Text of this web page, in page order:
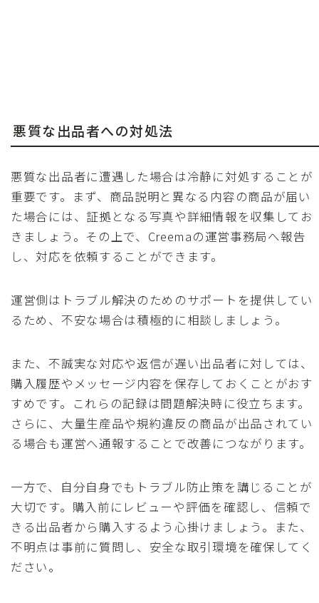
悪質な出品者への対処法
悪質な出品者に遭遇した場合は冷静に対処することが
重要です。まず、商品説明と異なる内容の商品が届い
た場合には、証拠となる写真や詳細情報を収集してお
きましょう。その上で、Creemaの運営事務局へ報告
し、対応を依頼することができます。
運営側はトラブル解決のためのサポートを提供してい
るため、不安な場合は積極的に相談しましょう。
また、不誠実な対応や返信が遅い出品者に対しては、
購入履歴やメッセージ内容を保存しておくことがおす
すめです。これらの記録は問題解決時に役立ちます。
さらに、大量生産品や規約違反の商品が出品されてい
る場合も運営へ通報することで改善につながります。
一方で、自分自身でもトラブル防止策を講じることが
大切です。購入前にレビューや評価を確認し、信頼で
きる出品者から購入するよう心掛けましょう。また、
不明点は事前に質問し、安全な取引環境を確保してく
ださい。